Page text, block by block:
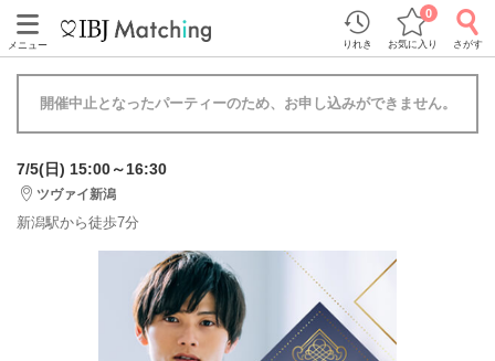
メニュー りれき お気に入り
0
さがす
開催中止となったパーティーのため、お申し込みができません。
7/5(日) 15:00～16:30
ツヴァイ新潟
新潟駅から徒歩7分